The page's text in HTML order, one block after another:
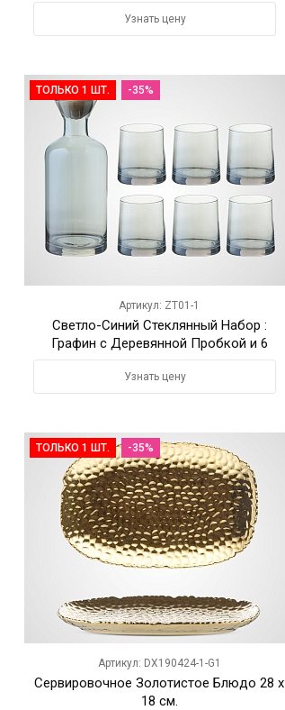
Узнать цену
ТОЛЬКО 1 ШТ. -35%
Артикул: ZT01-1
Светло-Синий Стеклянный Набор :
Графин с Деревянной Пробкой и 6
Стаканов
Узнать цену
ТОЛЬКО 1 ШТ. -35%
Артикул: DX190424-1-G1
Сервировочное Золотистое Блюдо 28 x
18 см.